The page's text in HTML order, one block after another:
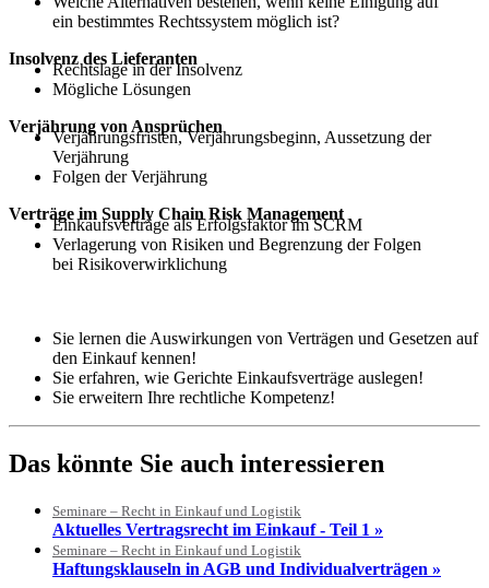
ein bestimmtes Rechtssystem möglich ist?
Insolvenz des Lieferanten
Rechtslage in der Insolvenz
Mögliche Lösungen
Verjährung von Ansprüchen
Verjährungsfristen, Verjährungsbeginn, Aussetzung der
Verjährung
Folgen der Verjährung
Verträge im Supply Chain Risk Management
Einkaufsverträge als Erfolgsfaktor im SCRM
Verlagerung von Risiken und Begrenzung der Folgen
bei Risikoverwirklichung
Sie lernen die Auswirkungen von Verträgen und Gesetzen auf
den Einkauf kennen!
Sie erfahren, wie Gerichte Einkaufsverträge auslegen!
Sie erweitern Ihre rechtliche Kompetenz!
Das könnte Sie auch interessieren
Seminare – Recht in Einkauf und Logistik
Aktuelles Vertragsrecht im Einkauf - Teil 1 »
Seminare – Recht in Einkauf und Logistik
Haftungsklauseln in AGB und Individualverträgen »